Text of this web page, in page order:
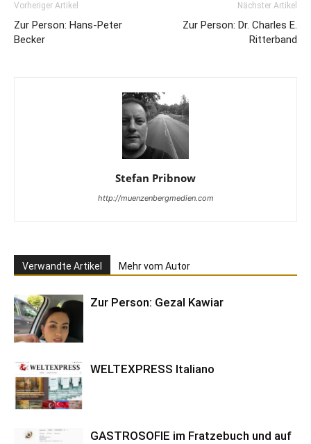
Vorheriger Artikel
Zur Person: Hans-Peter
Becker
Nächster Artikel
Zur Person: Dr. Charles E.
Ritterband
Stefan Pribnow
http://muenzenbergmedien.com
Verwandte Artikel Mehr vom Autor
Zur Person: Gezal Kawiar
WELTEXPRESS Italiano
GASTROSOFIE im Fratzebuch und auf